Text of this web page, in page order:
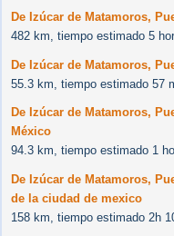
De Izúcar de Matamoros,
482 km, tiempo estimado 5
De Izúcar de Matamoros,
55.3 km, tiempo estimado 57
De Izúcar de Matamoros,
México
94.3 km, tiempo estimado 1
De Izúcar de Matamoros,
de la ciudad de mexico
158 km, tiempo estimado 2h